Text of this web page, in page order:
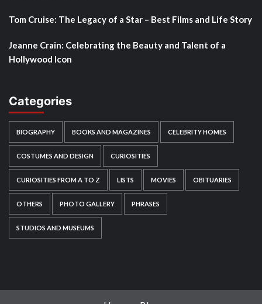
Tom Cruise: The Legacy of a Star – Best Films and Life Story
Jeanne Crain: Celebrating the Beauty and Talent of a
Hollywood Icon
Categories
BIOGRAPHY BOOKS AND MAGAZINES CELEBRITY HOMES
COSTUMES AND DESIGN CURIOSITIES
CURIOSITIES FROM A TO Z LISTS MOVIES OBITUARIES
OTHERS PHOTO GALLERY PHRASES
STUDIOS AND MUSEUMS